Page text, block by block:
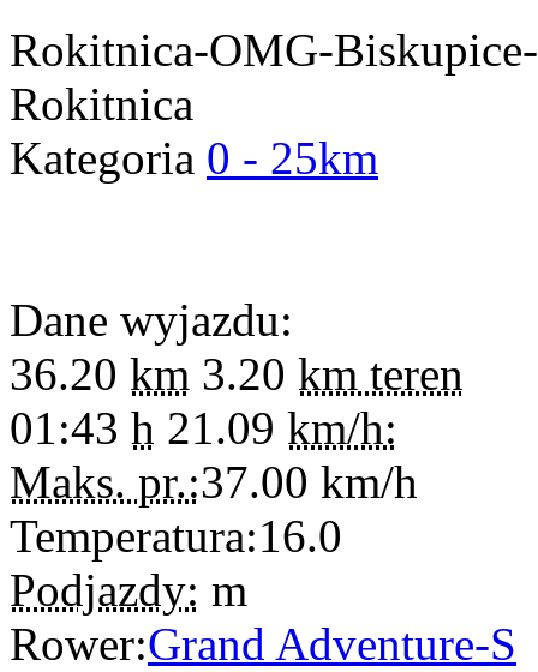
Rokitnica-OMG-
Rokitnica
Kategoria 0 - 25km
Dane wyjazdu:
36.20 km 3.20 km teren
01:43 h 21.09 km/h:
Maks. pr.:37.00 km/h
Temperatura:16.0
Podjazdy: m
Rower:Grand Adventure-S